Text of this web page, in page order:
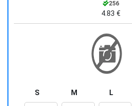
256
4.83 €
S M L